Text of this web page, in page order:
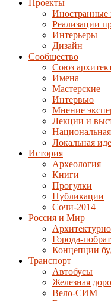
Проекты
Иностранные
Реализации
Интерьеры
Дизайн
Сообщество
Союз
Имена
Мастерские
Интервью
Мнение
Лекции и
Локальная
История
Археология
Книги
Прогулки
Публикации
Сочи-2014
Россия и Мир
Города-
Концепции
Транспорт
Автобусы
Железная
Вело-СИМ